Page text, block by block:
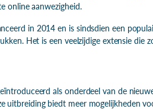
online aanwezigheid.
in 2014 en is sindsdien een
Het is een veelzijdige extensie die
als onderdeel van de
uitbreiding biedt meer mogelijkheden